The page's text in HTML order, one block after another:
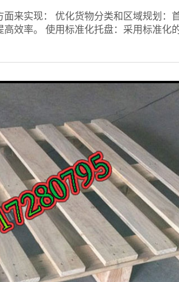
来实现： 优化货物分类和区域规划：
效率。 使用标准化托盘：采用标准化